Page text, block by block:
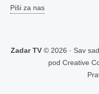
Piši za nas
Zadar TV © 2026 · Sav
pod Creative